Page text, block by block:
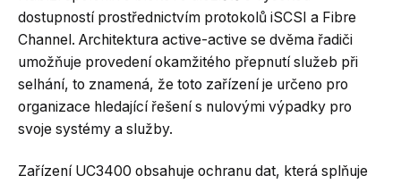
dostupností prostřednictvím protokolů iSCSI a Fibre
Channel. Architektura active-active se dvěma řadiči
umožňuje provedení okamžitého přepnutí služeb při
selhání, to znamená, že toto zařízení je určeno pro
organizace hledající řešení s nulovými výpadky pro
svoje systémy a služby.
Zařízení UC3400 obsahuje ochranu dat, která splňuje